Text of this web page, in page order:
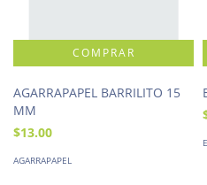
AGARRAPAPEL BARRILITO 15
MM
$13.00
AGARRAPAPEL